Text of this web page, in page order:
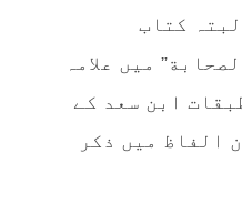
کتاب
میں علامہ
ابن سعد کے
الفاظ میں ذکر